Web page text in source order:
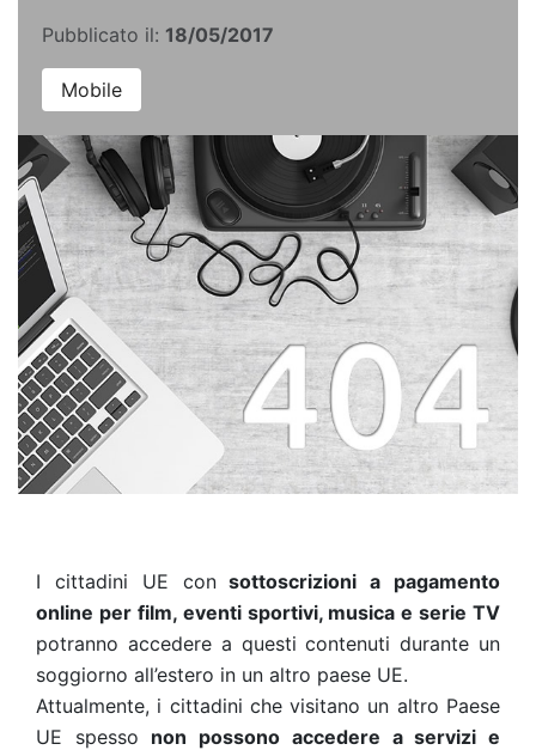
Pubblicato il: 18/05/2017
Mobile
I cittadini UE consottoscrizioni a pagamento
online per film, eventi sportivi, musica e serie TV
potranno accedere a questi contenuti durante un
soggiorno all’estero in un altro paese UE.
Attualmente, i cittadini che visitano un altro Paese
UE spesso non possono accedere a servizi e